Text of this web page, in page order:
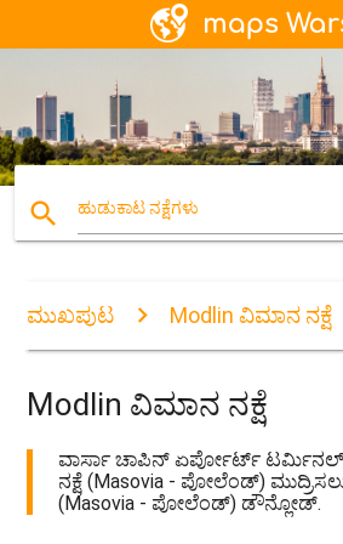
search ಹುಡುಕಾಟ ನಕ್ಷೆಗಳು
ಮುಖಪುಟ Modlin ವಿಮಾನ ನಕ್ಷೆ
Modlin ವಿಮಾನ ನಕ್ಷೆ
ವಾರ್ಸಾ ಚಾಪಿನ್ ಏರ್ಪೋರ್ಟ್ ಟರ್ಮಿನಲ್
ನಕ್ಷೆ (Masovia - ಪೋಲೆಂಡ್)
(Masovia - ಪೋಲೆಂಡ್) ಡೌನ್ಲೋಡ್.